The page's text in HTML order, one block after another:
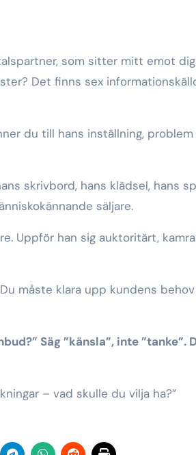
som sitter mitt emot
Det finns sex
du till hans inställning,
skrivbord, hans klädsel, hans
säljare.
Uppför han sig auktoritärt,
måste klara upp kundens
Säg ”känsla”, inte ”tanke”.
– vad skulle du vilja ha?”